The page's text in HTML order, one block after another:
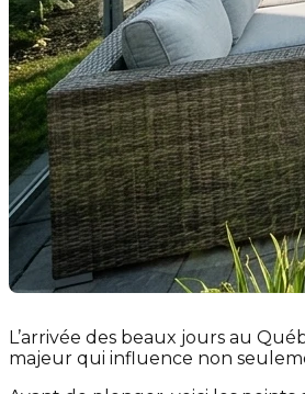
L’arrivée des beaux jours au
majeur qui influence non